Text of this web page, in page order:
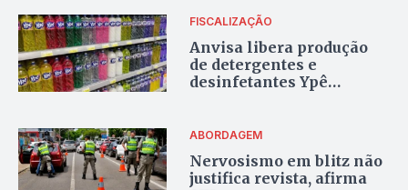
FISCALIZAÇÃO
Anvisa libera produção
de detergentes e
desinfetantes Ypê
ABORDAGEM
Nervosismo em blitz não
justifica revista, afirma